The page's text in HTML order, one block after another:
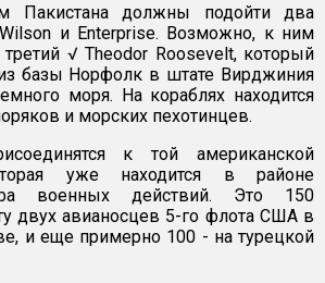
Пакистана должны подойти два
и Enterprise. Возможно, к ним
третий √ Theodor Roosevelt, который
базы Норфолк в штате Вирджиния
моря. На кораблях находится
и морских пехотинцев.
к той американской
уже находится в районе
военных действий. Это 150
двух авианосцев 5-го флота США в
и еще примерно 100 - на турецкой